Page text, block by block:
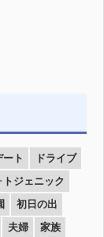
ート
ドライブ
トジェニック
初日の出
夫婦
家族